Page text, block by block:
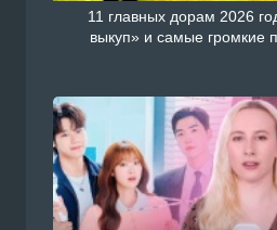
11 главных дорам 2026
выкуп» и самые громкие